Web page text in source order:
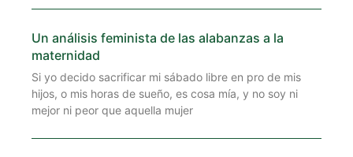
Un análisis feminista de las alabanzas a la
maternidad
Si yo decido sacrificar mi sábado libre en pro de mis
hijos, o mis horas de sueño, es cosa mía, y no soy ni
mejor ni peor que aquella mujer